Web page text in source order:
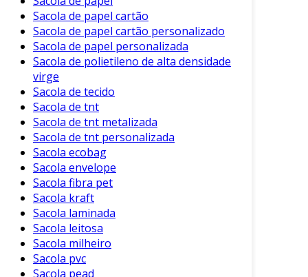
Sacola de papel cartão
Sacola de papel cartão personalizado
Sacola de papel personalizada
Sacola de polietileno de alta densidade
virge
Sacola de tecido
Sacola de tnt
Sacola de tnt metalizada
Sacola de tnt personalizada
Sacola ecobag
Sacola envelope
Sacola fibra pet
Sacola kraft
Sacola laminada
Sacola leitosa
Sacola milheiro
Sacola pvc
Sacola pead